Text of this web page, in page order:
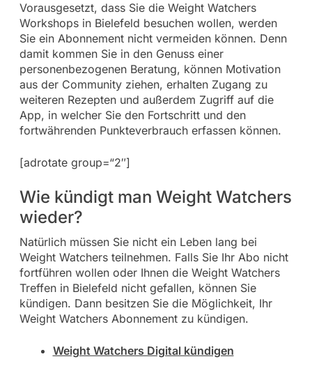
Vorausgesetzt, dass Sie die Weight Watchers
Workshops in Bielefeld besuchen wollen, werden
Sie ein Abonnement nicht vermeiden können. Denn
damit kommen Sie in den Genuss einer
personenbezogenen Beratung, können Motivation
aus der Community ziehen, erhalten Zugang zu
weiteren Rezepten und außerdem Zugriff auf die
App, in welcher Sie den Fortschritt und den
fortwährenden Punkteverbrauch erfassen können.
[adrotate group=“2″]
Wie kündigt man Weight Watchers
wieder?
Natürlich müssen Sie nicht ein Leben lang bei
Weight Watchers teilnehmen. Falls Sie Ihr Abo nicht
fortführen wollen oder Ihnen die Weight Watchers
Treffen in Bielefeld nicht gefallen, können Sie
kündigen. Dann besitzen Sie die Möglichkeit, Ihr
Weight Watchers Abonnement zu kündigen.
Weight Watchers Digital kündigen